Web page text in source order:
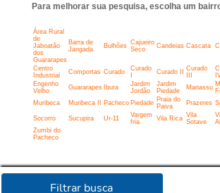
Filtrar busca
Para melhorar sua pesquisa, escolha um
Área Rural
de
Jaboatão
dos
Guararapes
Barra de
Jangada
Bulhões Cajueiro
Seco
Candeias Cascata
Centro
Industrial
Comportas Curado
Curado
Curado II
Curado
Engenho
Velho
Guararapes Ibura
Jardim
Jordão
Jardim
Piedade
Manassu
Muribeca Muribeca II Pacheco Piedade Praia do
Paiva
Prazeres
Socorro Sucupira Ur-11
Vargem
fria
Vila Rica Vila
Sotave
Zumbi do
Pacheco